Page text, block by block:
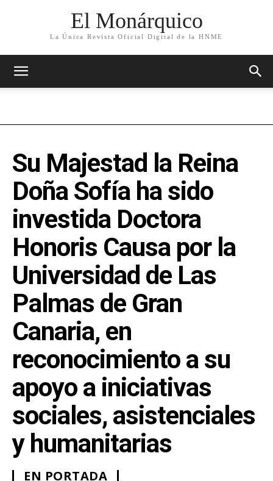
El Monárquico
La Única Revista Oficial Digital de la HNME
Su Majestad la Reina
Doña Sofía ha sido
investida Doctora
Honoris Causa por la
Universidad de Las
Palmas de Gran
Canaria, en
reconocimiento a su
apoyo a iniciativas
sociales, asistenciales
y humanitarias
EN PORTADA